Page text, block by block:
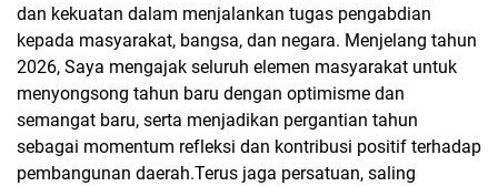
dan kekuatan dalam menjalankan tugas pengabdian
kepada masyarakat, bangsa, dan negara. Menjelang tahun
2026, Saya mengajak seluruh elemen masyarakat untuk
menyongsong tahun baru dengan optimisme dan
semangat baru, serta menjadikan pergantian tahun
sebagai momentum refleksi dan kontribusi positif terhadap
pembangunan daerah.Terus jaga persatuan, saling